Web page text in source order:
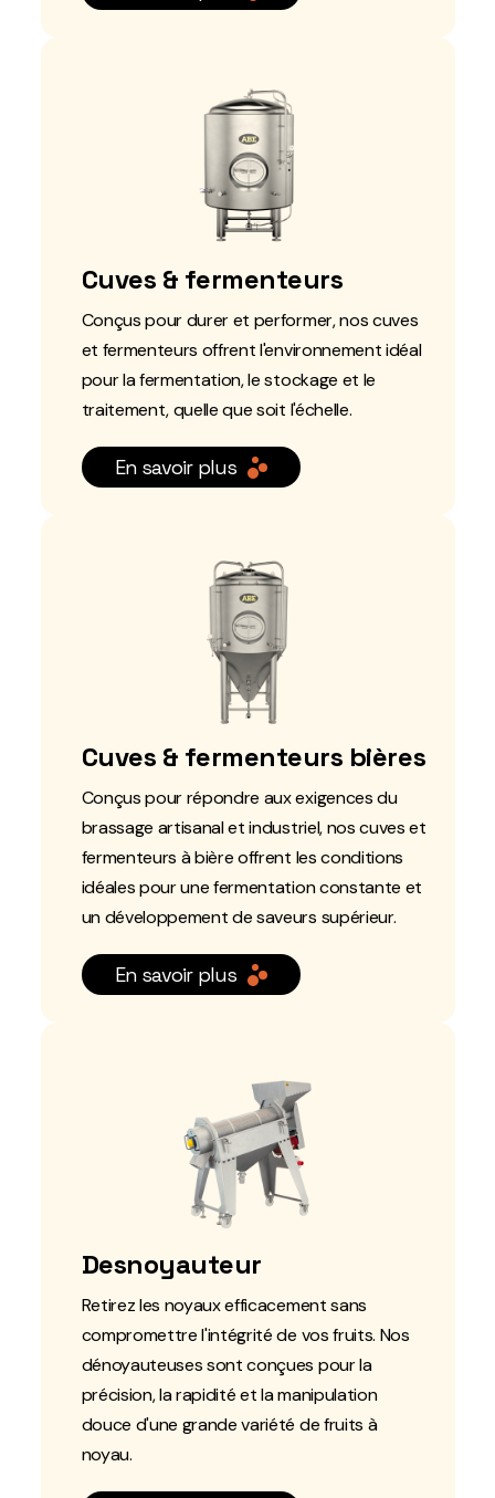
Cuves & fermenteurs
Conçus pour durer et performer, nos cuves
et fermenteurs offrent l'environnement idéal
pour la fermentation, le stockage et le
traitement, quelle que soit l'échelle.
En savoir plus
Cuves & fermenteurs bières
Conçus pour répondre aux exigences du
brassage artisanal et industriel, nos cuves et
fermenteurs à bière offrent les conditions
idéales pour une fermentation constante et
un développement de saveurs supérieur.
En savoir plus
Desnoyauteur
Retirez les noyaux efficacement sans
compromettre l'intégrité de vos fruits. Nos
dénoyauteuses sont conçues pour la
précision, la rapidité et la manipulation
douce d'une grande variété de fruits à
noyau.